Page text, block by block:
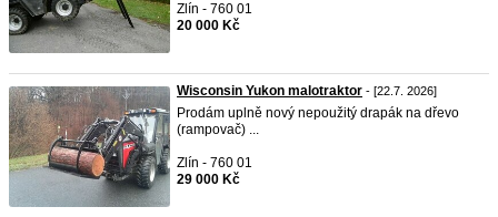
Zlín - 760 01
20 000 Kč
Wisconsin Yukon malotraktor - [22.7. 2026]
Prodám uplně nový nepoužitý drapák na dřevo
(rampovač) ...
Zlín - 760 01
29 000 Kč